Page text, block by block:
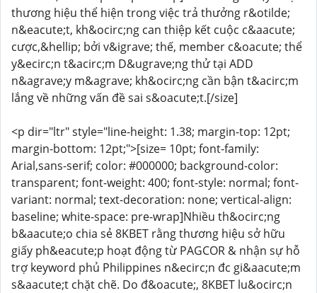
thương hiệu thể hiện trong việc trả thưởng r&otilde;
n&eacute;t, kh&ocirc;ng can thiệp kết cuộc c&aacute;
cược,&hellip; bởi v&igrave; thế, member c&oacute; thể
y&ecirc;n t&acirc;m D&ugrave;ng thử tại ADD
n&agrave;y m&agrave; kh&ocirc;ng cần bận t&acirc;m
lắng về những vấn đề sai s&oacute;t.[/size]
<p dir="ltr" style="line-height: 1.38; margin-top: 12pt;
margin-bottom: 12pt;">[size= 10pt; font-family:
Arial,sans-serif; color: #000000; background-color:
transparent; font-weight: 400; font-style: normal; font-
variant: normal; text-decoration: none; vertical-align:
baseline; white-space: pre-wrap]Nhiều th&ocirc;ng
b&aacute;o chia sẻ 8KBET rằng thương hiệu sở hữu
giấy ph&eacute;p hoạt động từ PAGCOR & nhận sự hỗ
trợ keyword phủ Philippines n&ecirc;n đc gi&aacute;m
s&aacute;t chặt chẽ. Do đ&oacute;, 8KBET lu&ocirc;n